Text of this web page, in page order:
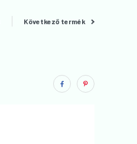
Következő termék